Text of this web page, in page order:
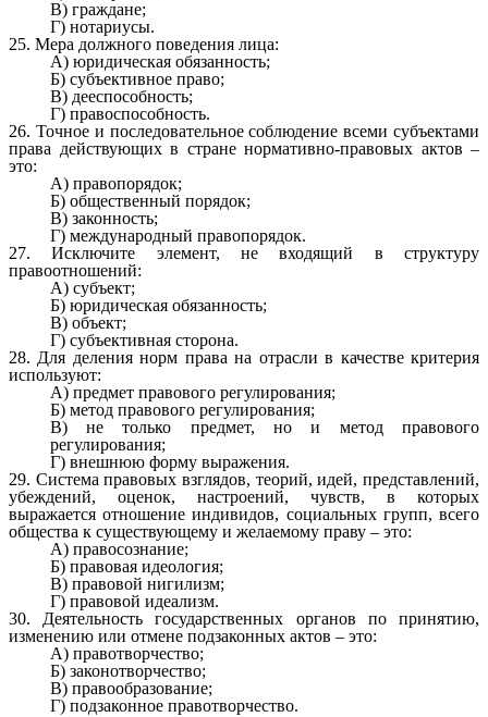
В) граждане;
Г) нотариусы.
25. Мера должного поведения лица:
А) юридическая обязанность;
Б) субъективное право;
В) дееспособность;
Г) правоспособность.
26. Точное и последовательное соблюдение всеми субъектами
права действующих в стране нормативно-правовых актов –
это:
А) правопорядок;
Б) общественный порядок;
В) законность;
Г) международный правопорядок.
27. Исключите элемент, не входящий в структуру
правоотношений:
А) субъект;
Б) юридическая обязанность;
В) объект;
Г) субъективная сторона.
28. Для деления норм права на отрасли в качестве критерия
используют:
А) предмет правового регулирования;
Б) метод правового регулирования;
В) не только предмет, но и метод правового
регулирования;
Г) внешнюю форму выражения.
29. Система правовых взглядов, теорий, идей, представлений,
убеждений, оценок, настроений, чувств, в которых
выражается отношение индивидов, социальных групп, всего
общества к существующему и желаемому праву – это:
А) правосознание;
Б) правовая идеология;
В) правовой нигилизм;
Г) правовой идеализм.
30. Деятельность государственных органов по принятию,
изменению или отмене подзаконных актов – это:
А) правотворчество;
Б) законотворчество;
В) правообразование;
Г) подзаконное правотворчество.